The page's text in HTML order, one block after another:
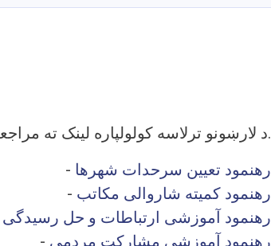
د لارښونو ترلاسه کولولپاره لینک ته مراجعه وکوی.
- رهنمود تعیین سرحدات شهرها
- رهنمود کمیته شاروالی مکاتب
رهنمود آموزشی ارتباطات و حل رسیدگی
- رهنمود آموزشی مشارکت مردمی